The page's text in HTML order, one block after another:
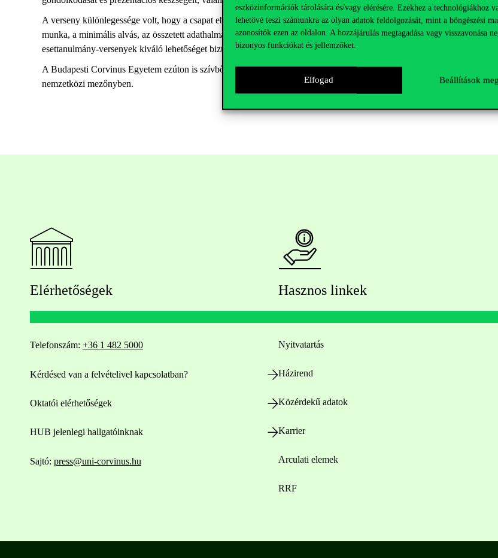
eszközinformációk tárolására és/vagy elérésére. Ezekhez a technológiákhoz
lehetővé teszi számunkra az olyan adatok feldolgozását, mint a böngészési
azonosítók ezen az oldalon. A hozzájárulás megtagadása vagy visszavonása
bizonyos funkciókat és jellemzőket.
Elfogad Beállítások
A verseny különlegessége volt, hogy a csapat ebben az összeállításban először dolgozott együtt. A megmérettetés nem
munka, a minimális alvás, az összetett adathalmaz feldolgozása és a végső prezentáció elkészítése olyan csapatmunkát
esettanulmány-versenyek kiváló lehetőséget biztosítanak.
A Budapesti Corvinus Egyetem ezúton is szívből gratulál a csapat kiemelkedő eredményéhez, valamint ahhoz, hogy
nemzetközi mezőnyben.
Elérhetőségek
Telefonszám: +36 1 482 5000
Kérdésed van a felvételivel kapcsolatban?
Oktatói elérhetőségek
HUB jelenlegi hallgatóinknak
Sajtó: press@uni-corvinus.hu
Hasznos linkek
Nyitvatartás
Házirend
Közérdekű adatok
Karrier
Arculati elemek
RRF